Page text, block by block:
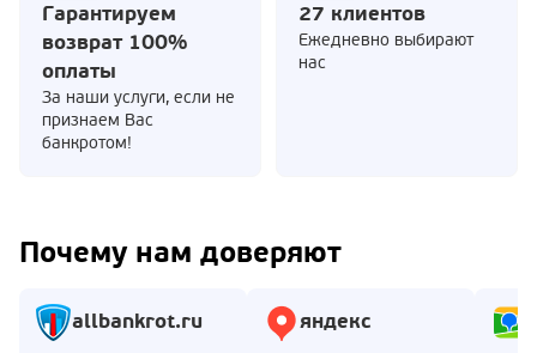
Гарантируем
возврат 100%
оплаты
За наши услуги, если не
признаем Вас
банкротом!
27 клиентов
Ежедневно выбирают
нас
Почему нам доверяют
allbankrot.ru
яндекс